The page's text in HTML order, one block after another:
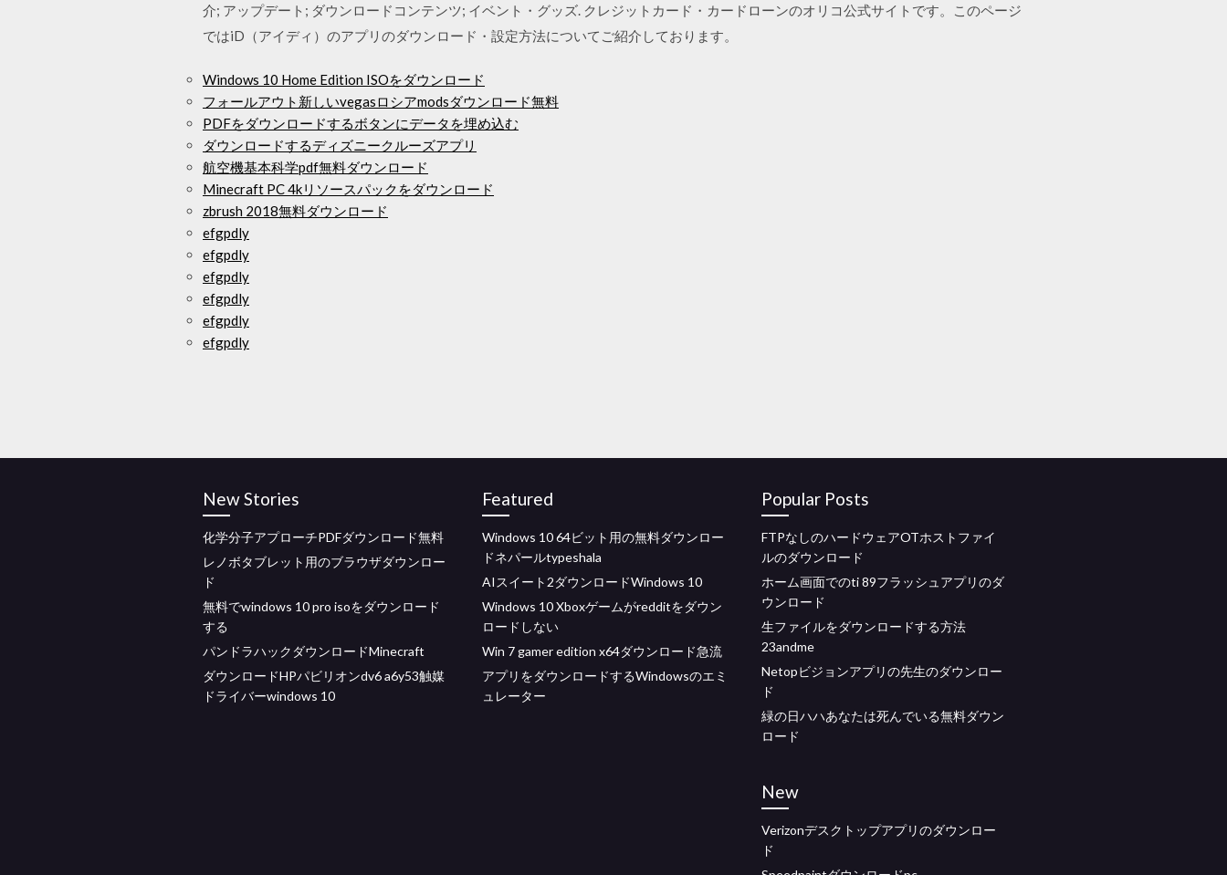
介; アップデート; ダウンロードコンテンツ; イベント・グッズ. クレジットカード・カードローンのオリコ公式サイトです。このページ
ではiD（アイディ）のアプリのダウンロード・設定方法についてご紹介しております。
Windows 10 Home Edition ISOをダウンロード
フォールアウト新しいvegasロシアmodsダウンロード無料
PDFをダウンロードするボタンにデータを埋め込む
ダウンロードするディズニークルーズアプリ
航空機基本科学pdf無料ダウンロード
Minecraft PC 4kリソースパックをダウンロード
zbrush 2018無料ダウンロード
efgpdly
efgpdly
efgpdly
efgpdly
efgpdly
efgpdly
New Stories
化学分子アプローチPDFダウンロード無料
レノボタブレット用のブラウザダウンロー
ド
無料でwindows 10 pro isoをダウンロード
する
パンドラハックダウンロードMinecraft
ダウンロードHPパビリオンdv6 a6y53触媒
ドライバーwindows 10
Featured
Windows 10 64ビット用の無料ダウンロー
ドネパールtypeshala
AIスイート2ダウンロードWindows 10
Windows 10 Xboxゲームがredditをダウン
ロードしない
Win 7 gamer edition x64ダウンロード急流
アプリをダウンロードするWindowsのエミ
ュレーター
Popular Posts
FTPなしのハードウェアOTホストファイ
ルのダウンロード
ホーム画面でのti 89フラッシュアプ​​リのダ
ウンロード
生ファイルをダウンロードする方法
23andme
Netopビジョンアプリの先生のダウンロー
ド
緑の日ハハあなたは死んでいる無料ダウン
ロード
New
Verizonデスクトップアプリのダウンロー
ド